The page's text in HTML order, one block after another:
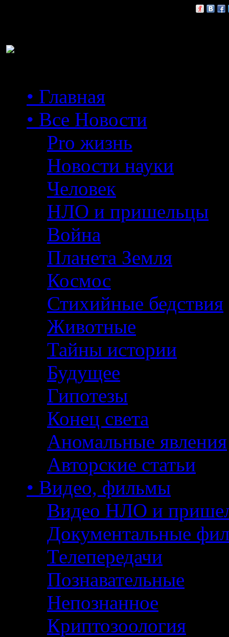
• Главная
• Все Новости
Pro жизнь
Новости науки
Человек
НЛО и пришельцы
Война
Планета Земля
Космос
Стихийные бедствия
Животные
Тайны истории
Будущее
Гипотезы
Конец света
Аномальные явления
Авторские статьи
• Видео, фильмы
Видео НЛО и
Документальные
Телепередачи
Познавательные
Непознанное
Криптозоология